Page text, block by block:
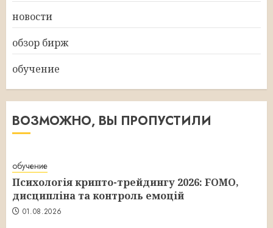
новости
обзор бирж
обучение
ВОЗМОЖНО, ВЫ ПРОПУСТИЛИ
обучение
Психологія крипто-трейдингу 2026: FOMO,
дисципліна та контроль емоцій
01.08.2026